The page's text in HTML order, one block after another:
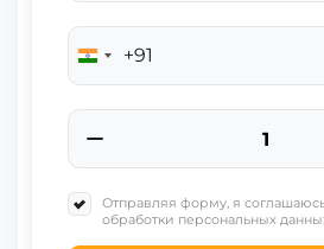
India
+91
+91
Отправляя форму, я
обработки персональных